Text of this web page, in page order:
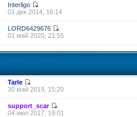
Interligo
01 дек 2014, 16:14
LORD6429676
01 май 2020, 21:55
Tarle
30 май 2019, 15:20
support_scar
04 июл 2017, 19:01